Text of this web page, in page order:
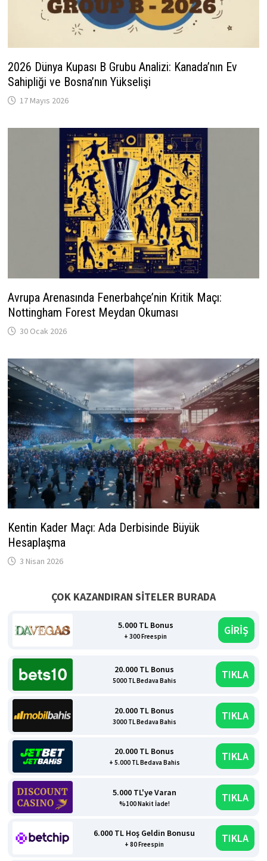
2026 Dünya Kupası B Grubu Analizi: Kanada’nın Ev
Sahipliği ve Bosna’nın Yükselişi
17 Mayıs 2026
Avrupa Arenasında Fenerbahçe’nin Kritik Maçı:
Nottingham Forest Meydan Okuması
30 Ocak 2026
Kentin Kader Maçı: Ada Derbisinde Büyük
Hesaplaşma
3 Nisan 2026
ÇOK KAZANDIRAN SİTELER BURADA
5.000 TL Bonus
+ 300 Freespin GİRİŞ
20.000 TL Bonus
5000 TL Bedava Bahis TIKLA
20.000 TL Bonus
3000 TL Bedava Bahis TIKLA
20.000 TL Bonus
+ 5.000 TL Bedava Bahis TIKLA
5.000 TL'ye Varan
%100 Nakit İade! TIKLA
6.000 TL Hoş Geldin Bonusu
+ 80 Freespin TIKLA